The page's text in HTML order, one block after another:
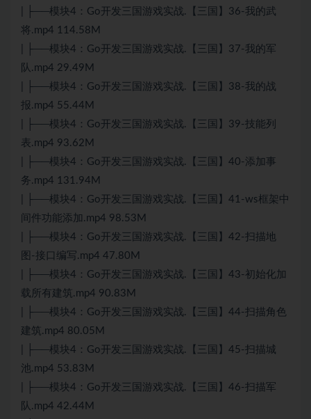
| ├──模块4：Go开发三国游戏实战.【三国】36-我的武
将.mp4 114.58M
| ├──模块4：Go开发三国游戏实战.【三国】37-我的军
队.mp4 29.49M
| ├──模块4：Go开发三国游戏实战.【三国】38-我的战
报.mp4 55.44M
| ├──模块4：Go开发三国游戏实战.【三国】39-技能列
表.mp4 93.62M
| ├──模块4：Go开发三国游戏实战.【三国】40-添加事
务.mp4 131.94M
| ├──模块4：Go开发三国游戏实战.【三国】41-ws框架中
间件功能添加.mp4 98.53M
| ├──模块4：Go开发三国游戏实战.【三国】42-扫描地
图-接口编写.mp4 47.80M
| ├──模块4：Go开发三国游戏实战.【三国】43-初始化加
载所有建筑.mp4 90.83M
| ├──模块4：Go开发三国游戏实战.【三国】44-扫描角色
建筑.mp4 80.05M
| ├──模块4：Go开发三国游戏实战.【三国】45-扫描城
池.mp4 53.83M
| ├──模块4：Go开发三国游戏实战.【三国】46-扫描军
队.mp4 42.44M